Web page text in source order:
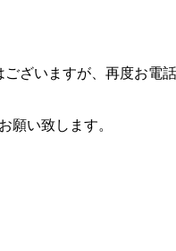
ざいますが、再度お電
願い致します。